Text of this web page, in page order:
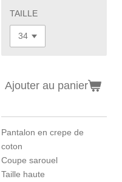
TAILLE
Ajouter au panier
Pantalon en crepe de
coton
Coupe sarouel
Taille haute